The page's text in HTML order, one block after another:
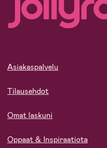
Asiakaspalvelu
Tilausehdot
Omat laskuni
Oppaat & Inspiraatiota